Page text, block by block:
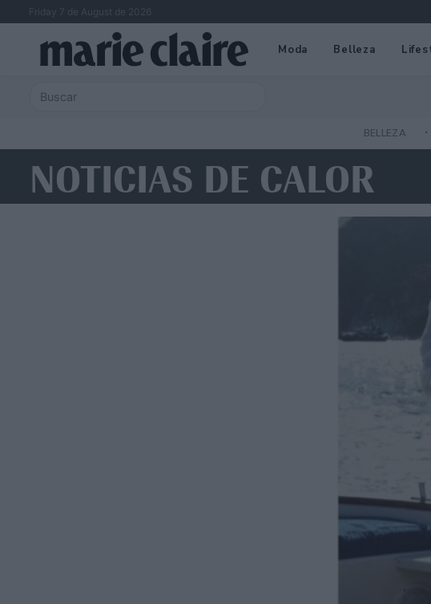
Friday 7 de August de 2026
Moda Belleza
BELLEZA
NOTICIAS DE CALOR